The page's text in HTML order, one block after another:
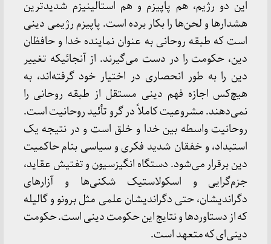
این دو رژیم، هم پاپیزم و هم استالینیزم شدیدترین
هشدارها و لحن‌ها را بکار برده است. پاپیزم رژیمی دینی
است که طبقه روحانی به عنوان نماینده خدا و حافظان
دین، حکومت را در دست می‌گیرند. از آنجائیکه تغییر
دین را به طور انحصاری در اختیار خود گرفته‌اند، به
هیچ‌کس اجازه فهم دینی مستقل از طبقه روحانی را
نمی‌دهند. مشروعیت کاملاً در گرو تأئید روحانیت است.
روحانیت واسطه بین خدا و خلق است و در نتیجه یک
استبداد، و خفقان شدید فکری و سیاسی بنام حاکمیت
دین برقرار می‌شود. دستگاه انگیزسیون و تفتیش عقاید،
جزم‌گرایی و اسکولاستیک شکنی‌ها و آزارهای
دگراندیشان، حتی دگراندیشان علمی مثل برونو و گالیله
که از دستاوردها و نتایج این حکومت دینی است. حکومت
دینی‌ای که متعهد است.